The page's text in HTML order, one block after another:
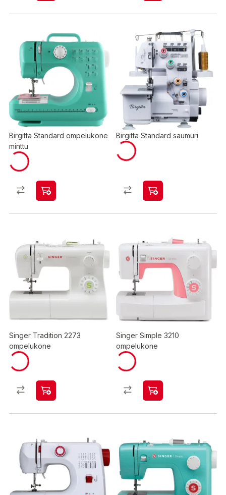
Birgitta Standard ompelukone
minttu
Birgitta Standard saumuri
Singer Tradition 2273
ompelukone
Singer Simple 3210
ompelukone